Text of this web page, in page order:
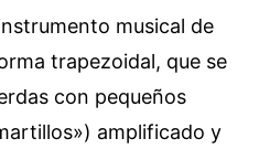
musical de
trapezoidal, que se
con pequeños
amplificado y